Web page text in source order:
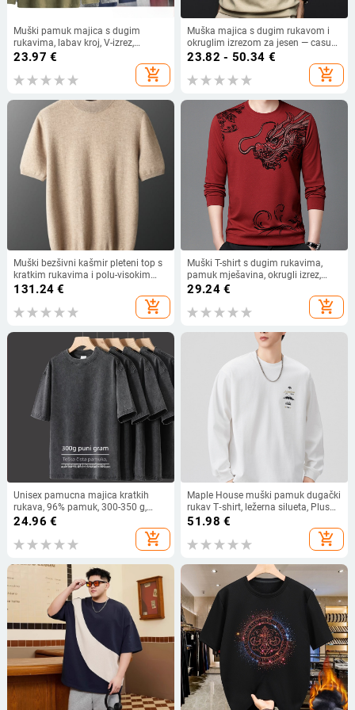
Muški pamuk majica s dugim
rukavima, labav kroj, V-izrez,
prozračna
23.97 €
add_shopping_cart
Muška majica s dugim rukavom i
okruglim izrezom za jesen — casual,
svestrana, premium osnovna
majica za muškarce srednje dobi
23.82 - 50.34 €
add_shopping_cart
Muški bezšivni kašmir pleteni top s
kratkim rukavima i polu-visokim
ovratnikom, casual za proljeće i
131.24 €
add_shopping_cart
Muški T-shirt s dugim rukavima,
pamuk mješavina, okrugli izrez,
životinjski otisak, za proljeće i jesen
29.24€
add_shopping_cart
Unisex pamucna majica kratkih
rukava, 96% pamuk, 300-350 g,
distressed stil, širok kroj, okrugli
24.96 €
add_shopping_cart
Maple House muški pamuk dugački
rukav T‑shirt, ležerna silueta, Plus
Size, otisak crtića
51.98 €
add_shopping_cart